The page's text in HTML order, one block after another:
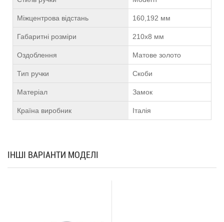
Міжцентрова відстань 160,192 мм
Габаритні розміри 210х8 мм
Оздоблення Матове золото
Тип ручки Скоби
Матеріал Замок
Країна виробник Італія
ІНШІ ВАРІАНТИ МОДЕЛІ